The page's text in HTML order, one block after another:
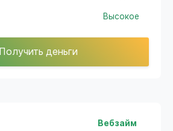
Высокое
Получить деньги
Вебзайм